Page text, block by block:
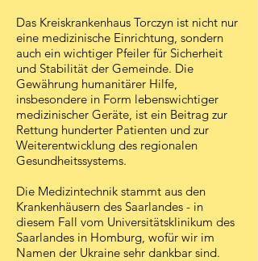
Das Kreis­krankenhaus Torczyn ist nicht nur
eine medizinische Einrichtung, sondern
auch ein wichtiger Pfeiler für Sicherheit
und Stabilität der Gemeinde. Die
Gewährung humanitärer Hilfe,
insbesondere in Form lebenswichtiger
medizinischer Geräte, ist ein Beitrag zur
Rettung hunderter Patienten und zur
Weiterentwicklung des regionalen
Gesundheitssystems.
Die Medizintechnik stammt aus den
Krankenhäusern des Saarlandes - in
diesem Fall vom Universitätsklinikum des
Saarlandes in Homburg, wofür wir im
Namen der Ukraine sehr dankbar sind.